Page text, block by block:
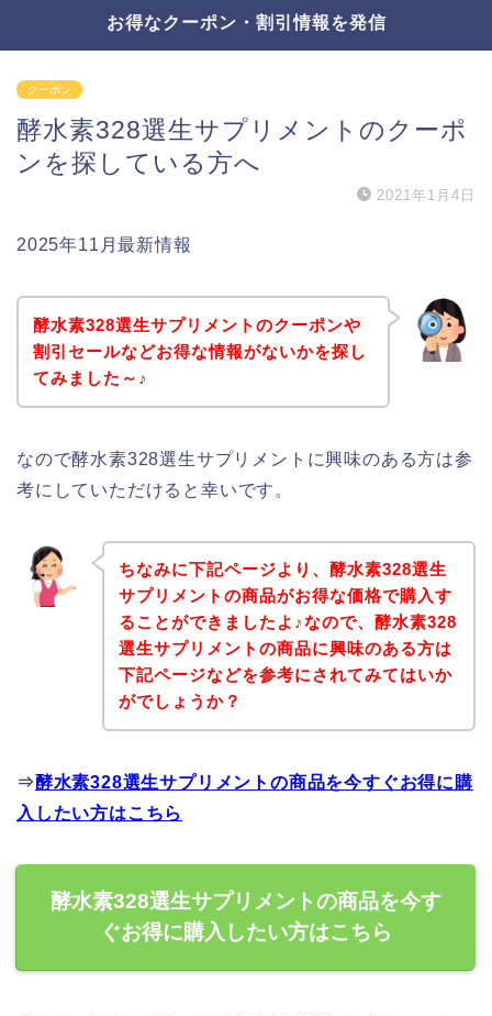
お得なクーポン・割引情報を発信
クーポン
酵水素328選生サプリメントのクーポ
ンを探している方へ
2021年1月4日
2025年11月最新情報
酵水素328選生サプリメントのクーポンや
割引セールなどお得な情報がないかを探し
てみました～♪
なので酵水素328選生サプリメントに興味のある方は参
考にしていただけると幸いです。
ちなみに下記ページより、酵水素328選生
サプリメントの商品がお得な価格で購入す
ることができましたよ♪なので、酵水素328
選生サプリメントの商品に興味のある方は
下記ページなどを参考にされてみてはいか
がでしょうか？
⇒酵水素328選生サプリメントの商品を今すぐお得に購
入したい方はこちら
酵水素328選生サプリメントの商品を今す
ぐお得に購入したい方はこちら